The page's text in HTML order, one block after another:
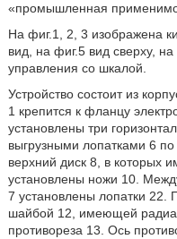
«промышленная
На фиг.1, 2, 3 изображена
вид, на фиг.5 вид сверху,
управления со шкалой.
Устройство состоит из
1 крепится к фланцу
установлены три
выгрузными лопатками 6
верхний диск 8, в которых
установлены ножи 10.
7 установлены лопатки 22.
шайбой 12, имеющей
противореза 13. Ось